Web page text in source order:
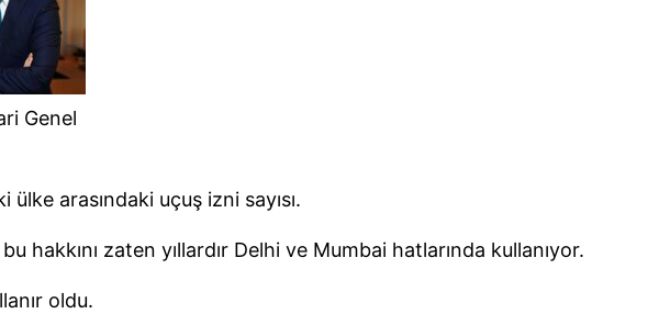
Genel
arasındaki uçuş izni sayısı.
hakkını zaten yıllardır Delhi ve Mumbai hatlarında kullanıyor.
oldu.